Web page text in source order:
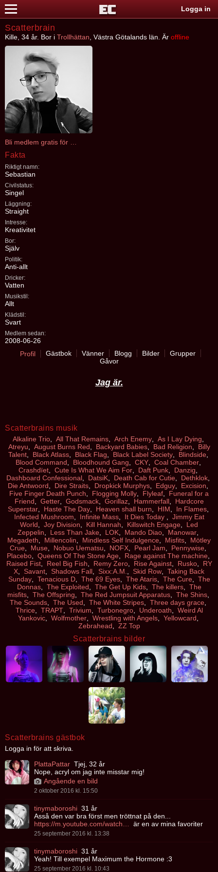
Logga in
Scatterbrain
Kille, 34 år. Bor i Trollhättan , Västra Götalands län. Är offline
Fakta
Riktigt namn:
Sebastian
Civilstatus:
Singel
Läggning:
Straight
Intresse:
Kreativitet
Bor:
Själv
Politik:
Anti-allt
Dricker:
Vatten
Musikstil:
Allt
Klädstil:
Svart
Medlem sedan:
2008-06-26
Profil
Gästbok Vänner Blogg Bilder
Grupper
Gåvor
Jag är.
Scatterbrains musik
Alkaline Trio, All That Remains, Arch Enemy, As I Lay Dying
Atreyu
August Burns Red Backyard Babies, Bad Religion
Billy
Talent, Black Atlass, Black Flag Black Label Society, Blindside,
Blood Command
Bloodhound Gang CKY, Coal Chamber,
Crashdïet
Cute Is What We Aim For Daft Punk Danzig
Dashboard Confessional
DatsiK Death Cab for Cutie Dethklok
Die Antwoord
Dire Straits Dropkick Murphys Edguy Excision
Five Finger Death Punch
Flogging Molly Flyleaf
Funeral for a
Friend
Getter, Godsmack, Gorillaz, Hammerfall, Hardcore
Superstar, Haste The Day, Heaven shall burn HIM In Flames,
Infected Mushroom
Infinite Mass, It Dies Today
Jimmy Eat
World
Joy Division Kill Hannah Killswitch Engage
Led
Zeppelin
Less Than Jake LOK Mando Diao Manowar
Megadeth
Millencolin Mindless Self Indulgence Misfits
Mötley
Crue
Muse Nobuo Uematsu NOFX Pearl Jam Pennywise
Placebo, Queens Of The Stone Age, Rage against The machine,
Raised Fist, Reel Big Fish Remy Zero, Rise Against, Rusko, RY
X
Savant Shadows Fall Sixx:A.M. Skid Row
Taking Back
Sunday, Tenacious D, The 69 Eyes, The Ataris, The Cure, The
Donnas, The Exploited The Get Up Kids, The killers, The
misfits, The Offspring The Red Jumpsuit Apparatus, The Shins,
The Sounds
The Used The White Stripes Three days grace
Thrice, TRAPT, Trivium Turbonegro, Underoath
Weird Al
Yankovic, Wolfmother, Wrestling with Angels, Yellowcard
Zebrahead
ZZ Top
Scatterbrains bilder
Scatterbrains gästbok
Logga in för att skriva.
PlattaPattar Tjej, 32 år
Nope, acryl om jag inte misstar mig!
Angående en bild
2 oktober 2016 kl. 15:50
tinymaboroshi 31 år
Asså den var bra först men tröttnat på den...
är en av mina favoriter
25 september 2016 kl. 13:38
tinymaboroshi 31 år
Yeah! Till exempel Maximum the Hormone :3
25 september 2016 kl. 10:43